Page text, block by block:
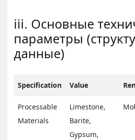
iii. Основные
параметры
данные)
Specification Value
Processable
Materials
Limestone,
Barite,
Gypsum,